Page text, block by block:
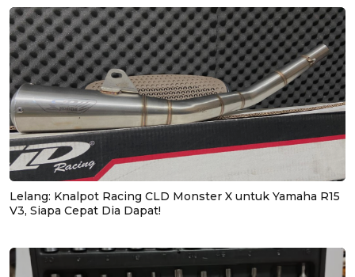
Lelang: Knalpot Racing CLD Monster X untuk Yamaha R15
V3, Siapa Cepat Dia Dapat!